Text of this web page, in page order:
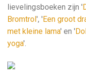
lievelingsboeken zijn '
Bromtrol', 'Een groot
met kleine lama' en '
yoga'.